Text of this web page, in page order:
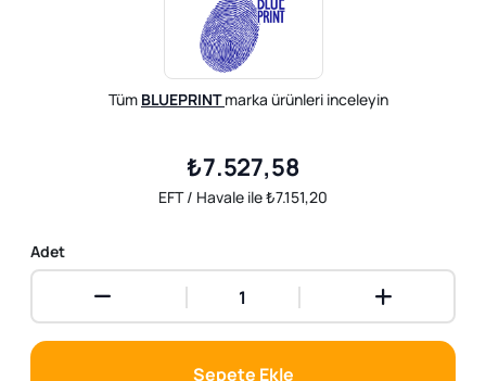
Tüm BLUEPRINTmarka ürünleri inceleyin
₺7.527,58
EFT / Havale ile ₺7.151,20
Adet
Sepete Ekle